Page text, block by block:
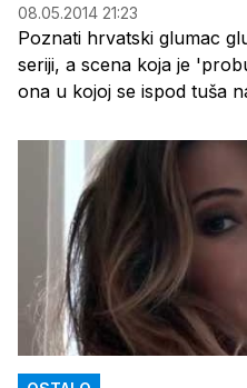
08.05.2014 21:23
Poznati hrvatski glumac
seriji, a scena koja je
ona u kojoj se ispod tuša